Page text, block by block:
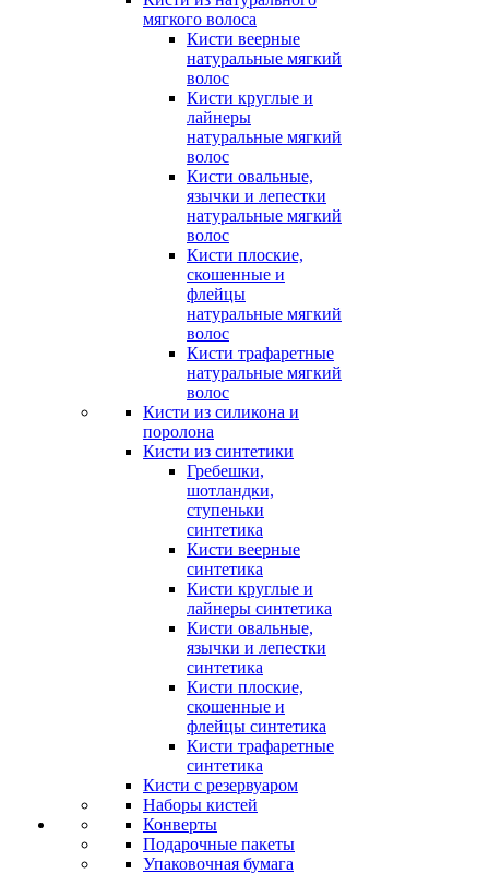
мягкого волоса
Кисти веерные
натуральные мягкий
волос
Кисти круглые и
лайнеры
натуральные мягкий
волос
Кисти овальные,
язычки и лепестки
натуральные мягкий
волос
Кисти плоские,
скошенные и
флейцы
натуральные мягкий
волос
Кисти трафаретные
натуральные мягкий
волос
Кисти из силикона и
поролона
Кисти из синтетики
Гребешки,
шотландки,
ступеньки
синтетика
Кисти веерные
синтетика
Кисти круглые и
лайнеры синтетика
Кисти овальные,
язычки и лепестки
синтетика
Кисти плоские,
скошенные и
флейцы синтетика
Кисти трафаретные
синтетика
Кисти с резервуаром
Наборы кистей
Конверты
Подарочные пакеты
Упаковочная бумага